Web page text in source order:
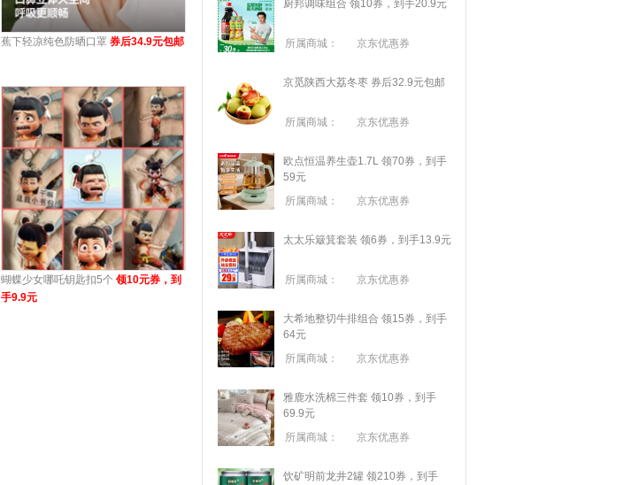
蕉下轻凉纯色防晒口罩 券后34.9元包邮
蝴蝶少女哪吒钥匙扣5个 领10元券，到
手9.9元
厨邦调味组合 领10券，到手20.9元
所属商城： 京东优惠券
京觅陕西大荔冬枣 券后32.9元包邮
所属商城： 京东优惠券
欧点恒温养生壶1.7L 领70券，到手
59元
所属商城：
京东优惠券
太太乐簸箕套装 领6券，到手13.9元
所属商城： 京东优惠券
大希地整切牛排组合 领15券，到手
64元
所属商城：
京东优惠券
雅鹿水洗棉三件套 领10券，到手
69.9元
所属商城：
京东优惠券
饮矿明前龙井2罐 领210券，到手